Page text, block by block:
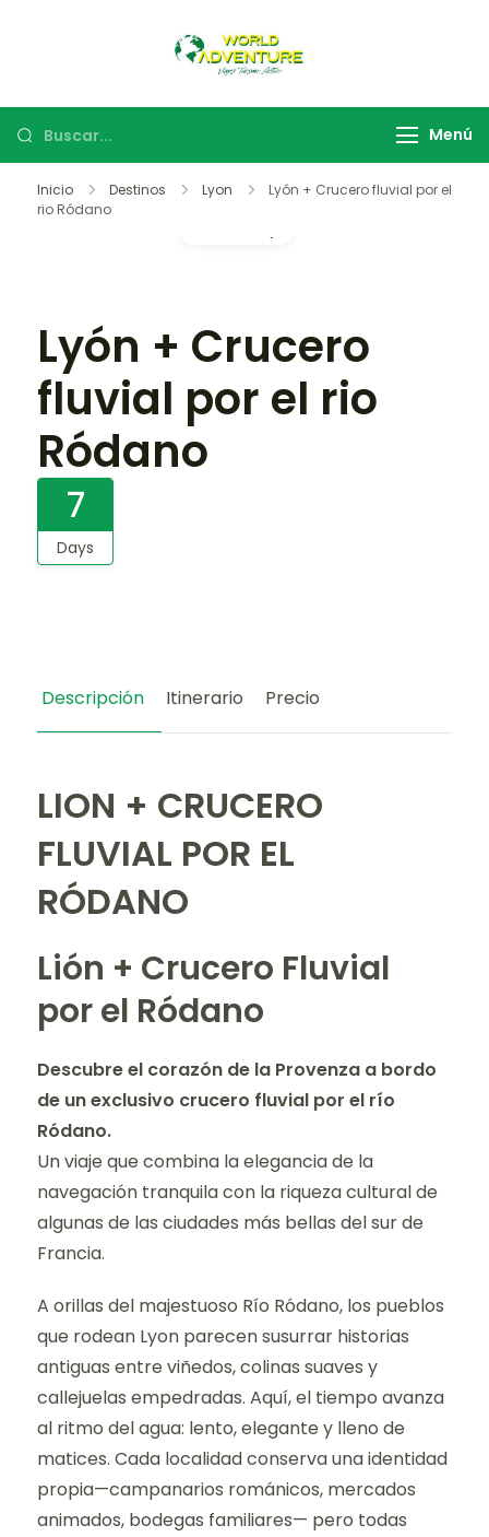
Menú
Inicio Destinos Lyon
Lyón + Crucero fluvial por el
rio Ródano
Lyón + Crucero
fluvial por el rio
Ródano
7
Days
Descripción Itinerario Precio
LION + CRUCERO
FLUVIAL POR EL
RÓDANO
Lión + Crucero Fluvial
por el Ródano
Descubre el corazón de la Provenza a bordo
de un exclusivo crucero fluvial por el río
Ródano.
Un viaje que combina la elegancia de la
navegación tranquila con la riqueza cultural de
algunas de las ciudades más bellas del sur de
Francia.
A orillas del majestuoso Río Ródano, los pueblos
que rodean Lyon parecen susurrar historias
antiguas entre viñedos, colinas suaves y
callejuelas empedradas. Aquí, el tiempo avanza
al ritmo del agua: lento, elegante y lleno de
matices. Cada localidad conserva una identidad
propia—campanarios románicos, mercados
animados, bodegas familiares— pero todas